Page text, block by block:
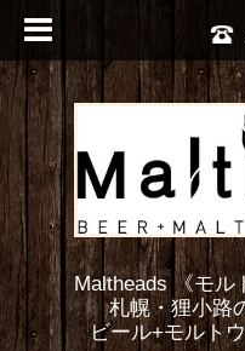
Maltheads 《モル
札幌・狸小路
ビール+モルト